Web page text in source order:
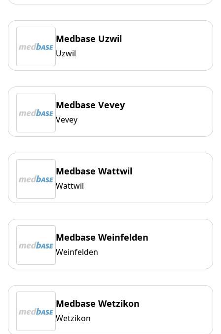
Medbase Uzwil
Uzwil
Medbase Vevey
Vevey
Medbase Wattwil
Wattwil
Medbase Weinfelden
Weinfelden
Medbase Wetzikon
Wetzikon